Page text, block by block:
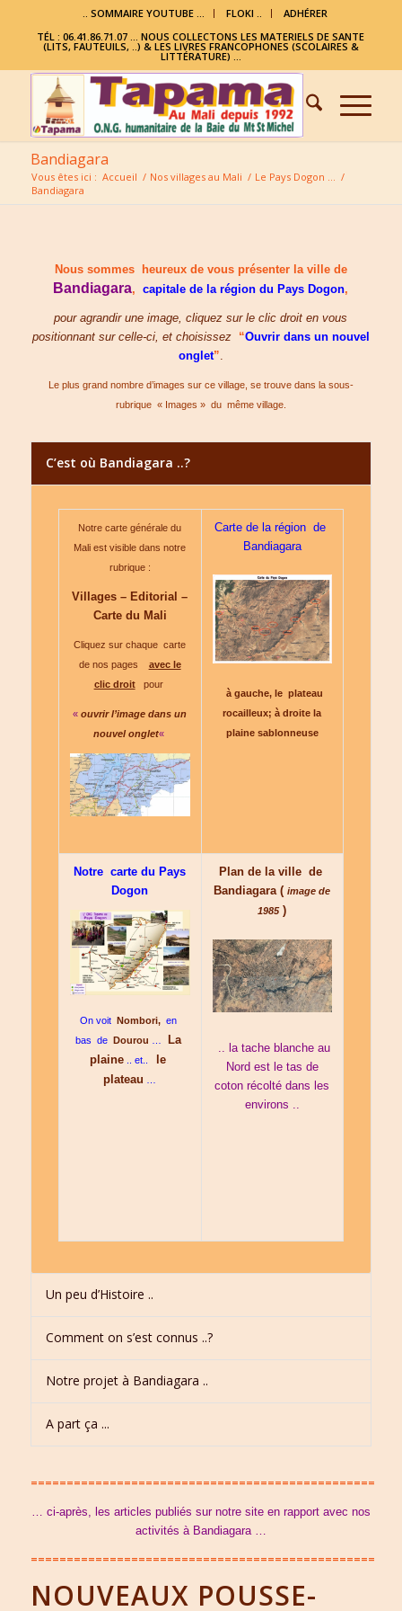
.. SOMMAIRE YOUTUBE … FLOKI ..
ADHÉRER
TÉL : 06.41.86.71.07 ... NOUS COLLECTONS LES MATERIELS DE SANTE
(LITS, FAUTEUILS, ..) & LES LIVRES FRANCOPHONES (SCOLAIRES &
LITTÉRATURE) ...
Bandiagara
Vous êtes ici : Accueil / Nos villages au Mali / Le Pays Dogon … /
Bandiagara
Nous sommes heureux de vous présenter la ville de
Bandiagara,capitale de la région du Pays Dogon,
pour agrandir une image, cliquez sur le clic droit en vous
positionnant sur celle-ci, et choisissez “Ouvrir dans un nouvel
onglet”.
Le plus grand nombre d’images sur ce village, se trouve dans la sous-
rubrique « Images »du même village.
C’est où Bandiagara ..?
Notre carte générale du
Mali est visible dans notre
rubrique :
Villages – Editorial –
Carte du Mali
Cliquez sur chaque carte
de nos pages avec le
clic droit
pour
«ouvrir l’image dans un
nouvel onglet«
Carte de la région de
Bandiagara
à gauche, le plateau
rocailleux; à droite la
plaine sablonneuse
Notre carte du Pays
Dogon
On voitNombori, en
bas de Dourou
La
plaine .. et..
le
plateau
Plan de la ville de
Bandiagara (image de
1985)
.. la tache blanche au
Nord est le tas de
coton récolté dans les
environs ..
Un peu d’Histoire ..
Comment on s’est connus ..?
Notre projet à Bandiagara ..
A part ça ...
================================================
… ci-après, les articles publiés sur notre site en rapport avec nos
activités à Bandiagara …
================================================
NOUVEAUX POUSSE-